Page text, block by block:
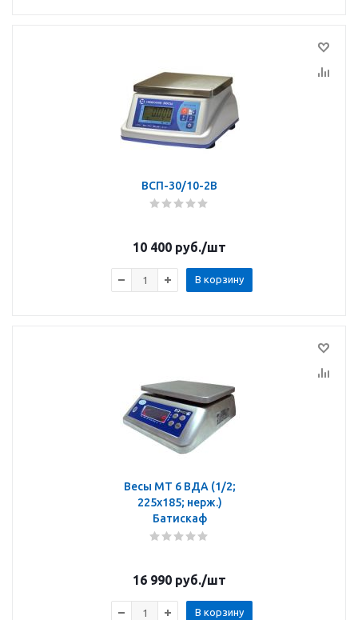
ВСП-30/10-2В
10 400 руб./шт
В корзину
Весы МТ 6 ВДА (1/2;
225х185; нерж.)
Батискаф
16 990 руб./шт
В корзину